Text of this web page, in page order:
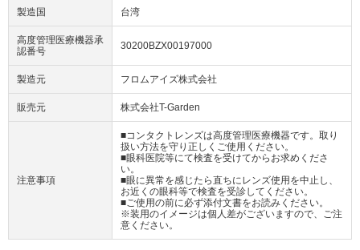
製造国 台湾
高度管理医療機器承
認番号
30200BZX00197000
製造元 フロムアイズ株式会社
販売元 株式会社T-Garden
注意事項
■コンタクトレンズは高度管理医療機器です。取り
扱い方法を守り正しくご使用ください。
■眼科医院等にて検査を受けてからお求めくださ
い。
■眼に異常を感じたら直ちにレンズ使用を中止し、
お近くの眼科等で検査を受診してください。
■ご使用の前に必ず添付文書をお読みください。
※装用のイメージは個人差がございますので、ご注
意ください。